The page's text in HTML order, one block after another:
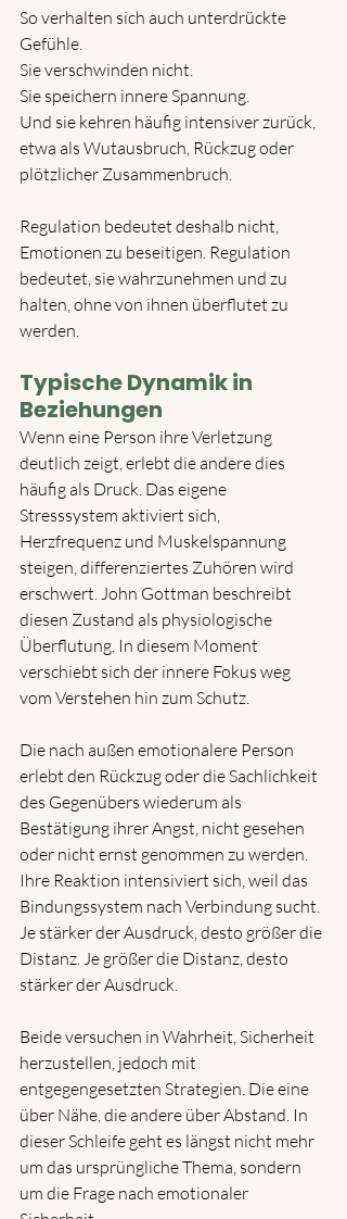
So verhalten sich auch unterdrückte
Gefühle.
Sie verschwinden nicht.
Sie speichern innere Spannung.
Und sie kehren häufig intensiver zurück,
etwa als Wutausbruch, Rückzug oder
plötzlicher Zusammenbruch.
Regulation bedeutet deshalb nicht,
Emotionen zu beseitigen. Regulation
bedeutet, sie wahrzunehmen und zu
halten, ohne von ihnen überflutet zu
werden.
Typische Dynamik in
Beziehungen
Wenn eine Person ihre Verletzung
deutlich zeigt, erlebt die andere dies
häufig als Druck. Das eigene
Stresssystem aktiviert sich,
Herzfrequenz und Muskelspannung
steigen, differenziertes Zuhören wird
erschwert. John Gottman beschreibt
diesen Zustand als physiologische
Überflutung. In diesem Moment
verschiebt sich der innere Fokus weg
vom Verstehen hin zum Schutz.
Die nach außen emotionalere Person
erlebt den Rückzug oder die Sachlichkeit
des Gegenübers wiederum als
Bestätigung ihrer Angst, nicht gesehen
oder nicht ernst genommen zu werden.
Ihre Reaktion intensiviert sich, weil das
Bindungssystem nach Verbindung sucht.
Je stärker der Ausdruck, desto größer die
Distanz. Je größer die Distanz, desto
stärker der Ausdruck.
Beide versuchen in Wahrheit, Sicherheit
herzustellen, jedoch mit
entgegengesetzten Strategien. Die eine
über Nähe, die andere über Abstand. In
dieser Schleife geht es längst nicht mehr
um das ursprüngliche Thema, sondern
um die Frage nach emotionaler